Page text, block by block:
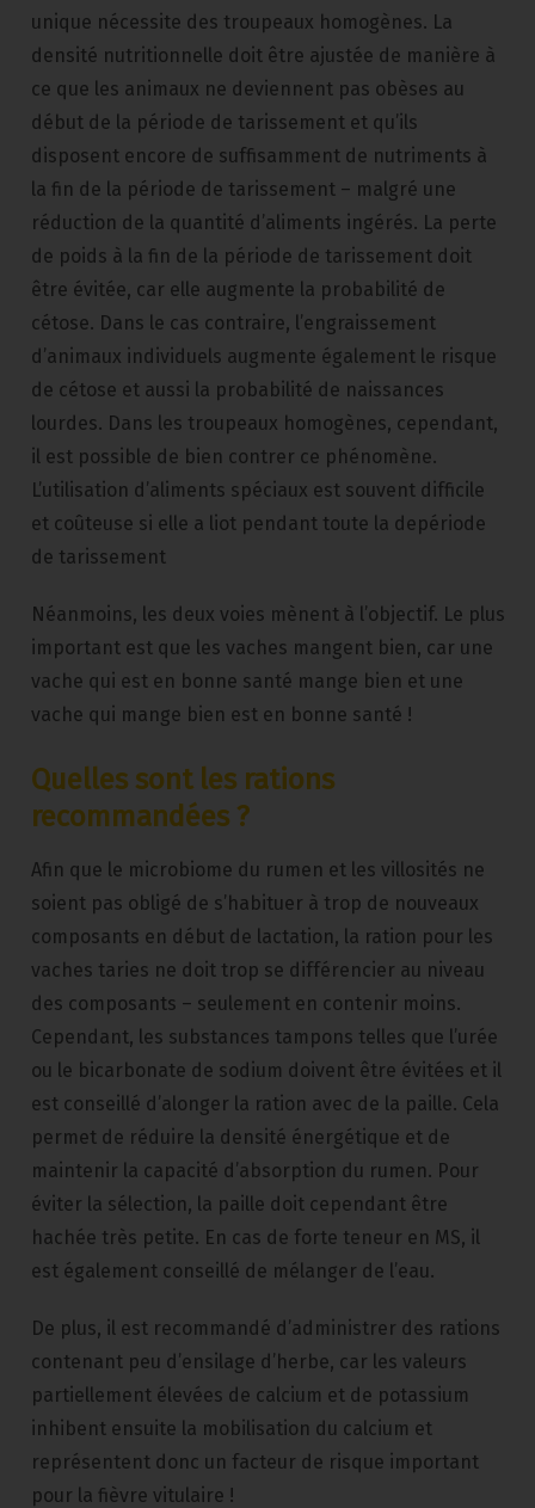
unique nécessite des troupeaux homogènes. La
densité nutritionnelle doit être ajustée de manière à
ce que les animaux ne deviennent pas obèses au
début de la période de tarissement et qu’ils
disposent encore de suffisamment de nutriments à
la fin de la période de tarissement – malgré une
réduction de la quantité d’aliments ingérés. La perte
de poids à la fin de la période de tarissement doit
être évitée, car elle augmente la probabilité de
cétose. Dans le cas contraire, l’engraissement
d’animaux individuels augmente également le risque
de cétose et aussi la probabilité de naissances
lourdes. Dans les troupeaux homogènes, cependant,
il est possible de bien contrer ce phénomène.
L’utilisation d’aliments spéciaux est souvent difficile
et coûteuse si elle a liot pendant toute la depériode
de tarissement
Néanmoins, les deux voies mènent à l’objectif. Le plus
important est que les vaches mangent bien, car une
vache qui est en bonne santé mange bien et une
vache qui mange bien est en bonne santé !
Quelles sont les rations
recommandées ?
Afin que le microbiome du rumen et les villosités ne
soient pas obligé de s’habituer à trop de nouveaux
composants en début de lactation, la ration pour les
vaches taries ne doit trop se différencier au niveau
des composants – seulement en contenir moins.
Cependant, les substances tampons telles que l’urée
ou le bicarbonate de sodium doivent être évitées et il
est conseillé d’alonger la ration avec de la paille. Cela
permet de réduire la densité énergétique et de
maintenir la capacité d’absorption du rumen. Pour
éviter la sélection, la paille doit cependant être
hachée très petite. En cas de forte teneur en MS, il
est également conseillé de mélanger de l’eau.
De plus, il est recommandé d’administrer des rations
contenant peu d’ensilage d’herbe, car les valeurs
partiellement élevées de calcium et de potassium
inhibent ensuite la mobilisation du calcium et
représentent donc un facteur de risque important
pour la fièvre vitulaire !